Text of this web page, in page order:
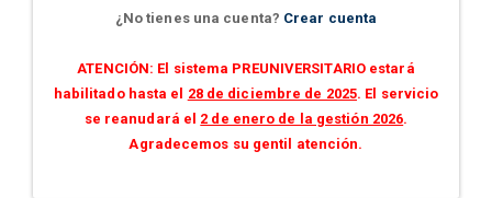
¿No tienes una cuenta? Crear cuenta
ATENCIÓN: El sistema PREUNIVERSITARIO estará
habilitado hasta el 28 de diciembre de 2025. El servicio
se reanudará el 2 de enero de la gestión 2026.
Agradecemos su gentil atención.